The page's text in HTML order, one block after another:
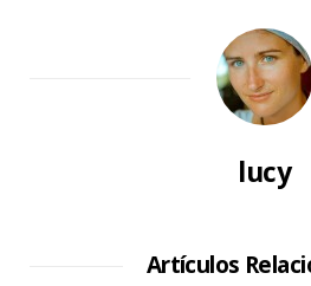
lucy
Artículos